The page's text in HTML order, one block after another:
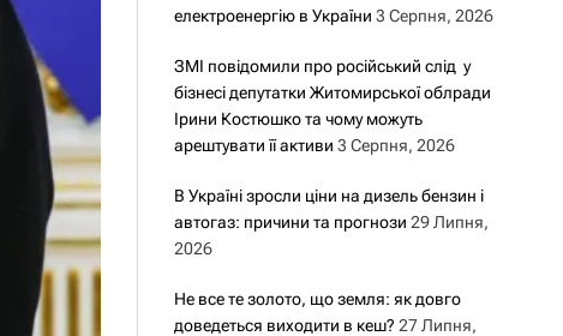
електроенергію в України 3 Серпня, 2026
ЗМІ повідомили про російський слід у
бізнесі депутатки Житомирської облради
Ірини Костюшко та чому можуть
арештувати її активи 3 Серпня, 2026
В Україні зросли ціни на дизель бензин і
автогаз: причини та прогнози 29 Липня,
2026
Не все те золото, що земля: як довго
доведеться виходити в кеш? 27 Липня,